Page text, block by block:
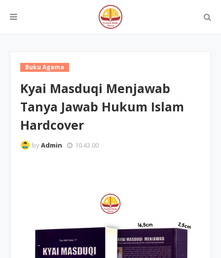
Buku Agama
Kyai Masduqi Menjawab
Tanya Jawab Hukum Islam
Hardcover
byAdmin 10.43.00